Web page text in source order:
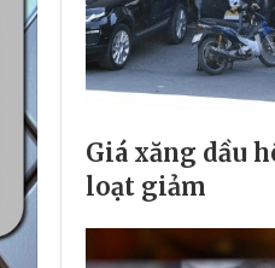
Giá xăng dầu
loạt giảm